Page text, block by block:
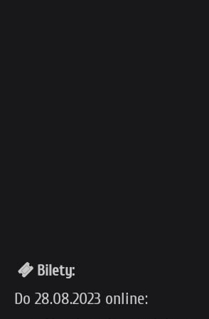
Bilety:
Do 28.08.2023 online: